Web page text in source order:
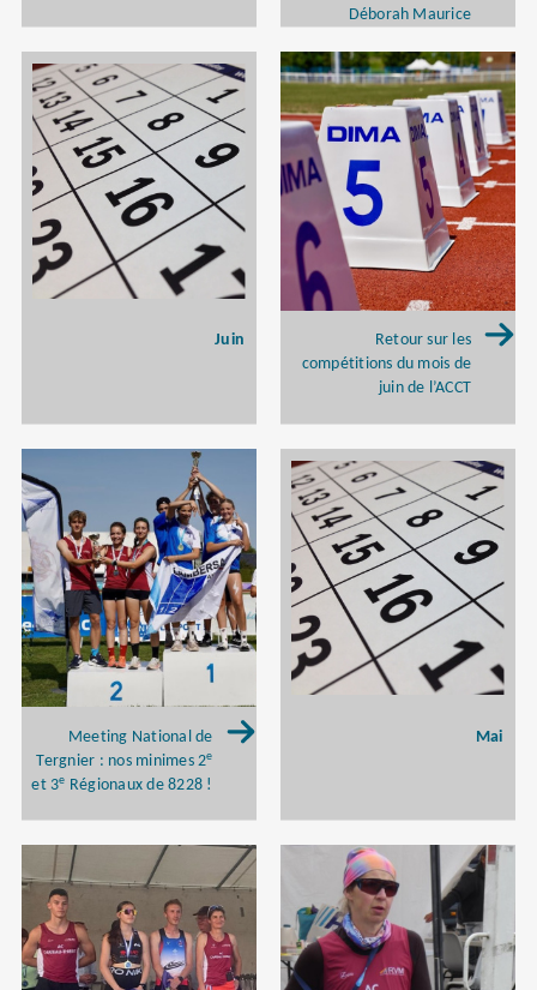
Déborah Maurice
Juin
Retour sur les
compétitions du mois de
juin de l’ACCT
Meeting National de
Tergnier : nos minimes 2e
et 3e Régionaux de 8228 !
Mai